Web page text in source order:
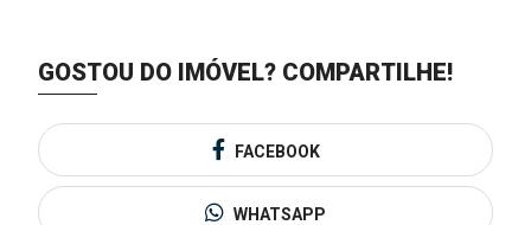
GOSTOU DO IMÓVEL? COMPARTILHE!
FACEBOOK
WHATSAPP